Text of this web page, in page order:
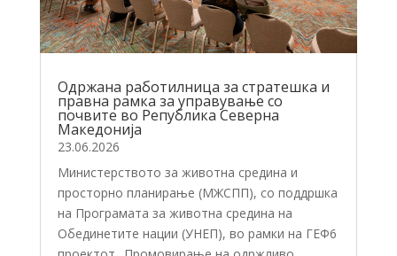
Одржана работилница за стратешка и
правна рамка за управување со
почвите во Република Северна
Македонија
23.06.2026
Министерството за животна средина и
просторно планирање (МЖСПП), со поддршка
на Програмата за животна средина на
Обединетите нации (УНЕП), во рамки на ГЕФ6